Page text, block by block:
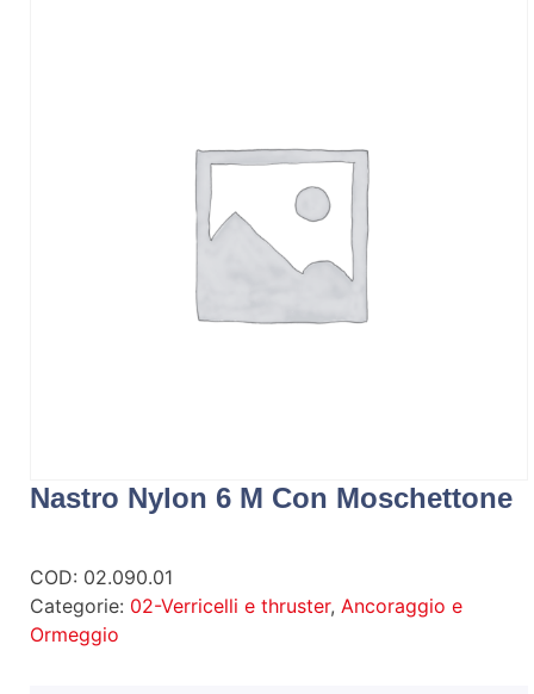
Nastro Nylon 6 M Con Moschettone
COD: 02.090.01
Categorie: 02-Verricelli e thruster, Ancoraggio e
Ormeggio